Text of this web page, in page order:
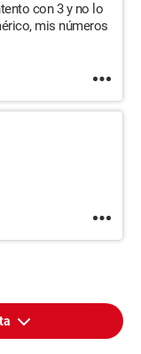
con 3 y no lo
mis números